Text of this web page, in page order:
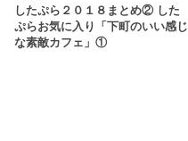
したぷら２０１８まとめ② した
ぷらお気に入り「下町のいい感じ
な素敵カフェ」①